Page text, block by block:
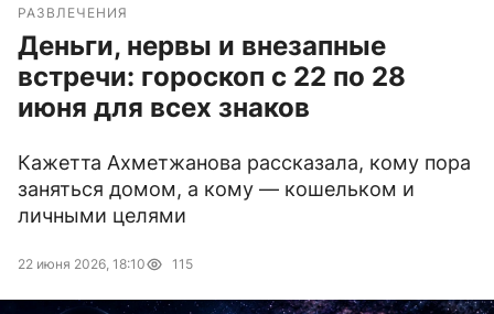
РАЗВЛЕЧЕНИЯ
Деньги, нервы и внезапные
встречи: гороскоп с 22 по 28
июня для всех знаков
Кажетта Ахметжанова рассказала, кому пора
заняться домом, а кому — кошельком и
личными целями
22 июня 2026, 18:10 115